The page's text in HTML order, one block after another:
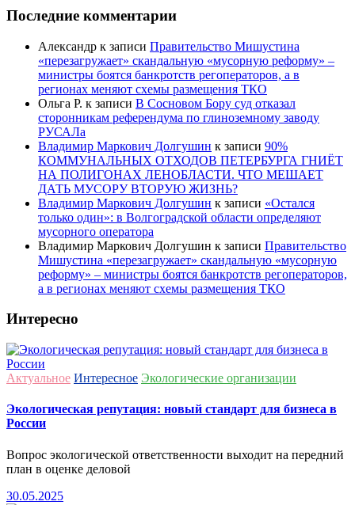
Последние комментарии
Александр к записи Правительство Мишустина
«перезагружает» скандальную «мусорную реформу» –
министры боятся банкротств регоператоров, а в
регионах меняют схемы размещения ТКО
Ольга Р. к записи В Сосновом Бору суд отказал
сторонникам референдума по глиноземному заводу
РУСАЛа
Владимир Маркович Долгушин к записи 90%
КОММУНАЛЬНЫХ ОТХОДОВ ПЕТЕРБУРГА ГНИЁТ
НА ПОЛИГОНАХ ЛЕНОБЛАСТИ. ЧТО МЕШАЕТ
ДАТЬ МУСОРУ ВТОРУЮ ЖИЗНЬ?
Владимир Маркович Долгушин к записи «Остался
только один»: в Волгоградской области определяют
мусорного оператора
Владимир Маркович Долгушин к записи Правительство
Мишустина «перезагружает» скандальную «мусорную
реформу» – министры боятся банкротств регоператоров,
а в регионах меняют схемы размещения ТКО
Интересно
Актуальное Интересное Экологические организации
Экологическая репутация: новый стандарт для бизнеса в
России
Вопрос экологической ответственности выходит на передний
план в оценке деловой
30.05.2025